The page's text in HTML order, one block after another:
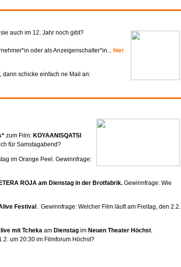
auch im 12. Jahr noch gibt?
oder als Anzeigenschalter*in... hier
dann schicke einfach ne Mail an:
zum Film: KOYAANISQATSI
für Samstagabend?
im Orange Peel. Gewinnfrage:
ROJA am Dienstag in der Brotfabrik. Gewinnfrage: Wie
Festival . Gewinnfrage: Welcher Film läuft am Freitag, den 2.2.
mit Tchekaam Dienstagim Neuen Theater Höchst.
um 20:30 im Filmforum Höchst?